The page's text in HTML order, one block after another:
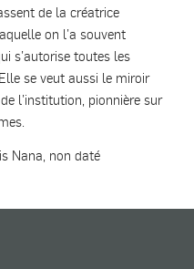
de la créatrice
on l’a souvent
s’autorise toutes les
se veut aussi le miroir
l’institution, pionnière sur
Nana, non daté